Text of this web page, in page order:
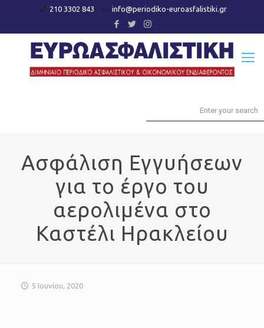
210 3302 843 info@periodiko-euroasfalistiki.gr
Ασφάλιση Εγγυήσεων
για το έργο του
αερολιμένα στο
Καστέλι Ηρακλείου
5 Ιουνίου, 2020